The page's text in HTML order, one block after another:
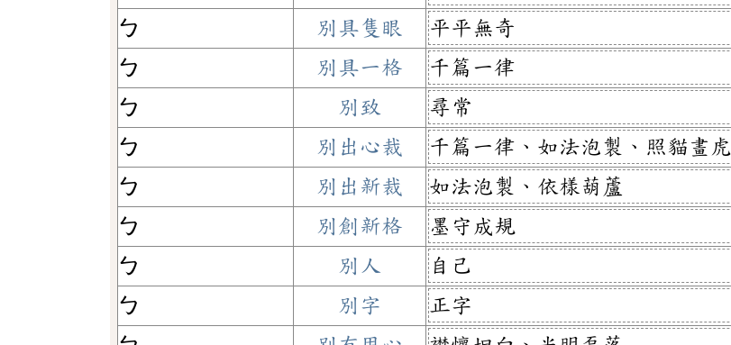
ㄅ
別具隻眼
平平無奇
ㄅ
別具一格
千篇一律
ㄅ
別致
尋常
ㄅ
別出心裁
千篇一律、如法泡製、照貓畫虎
ㄅ
別出新裁
如法泡製、依樣葫蘆
ㄅ
別創新格
墨守成規
ㄅ
別人
自己
ㄅ
別字
正字